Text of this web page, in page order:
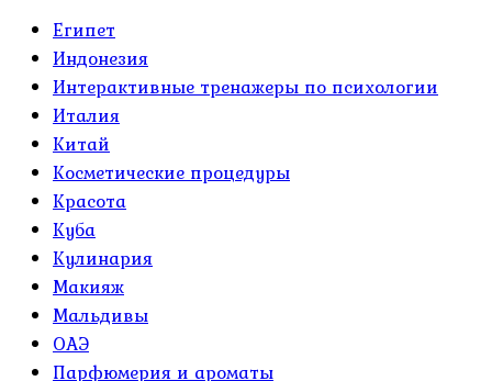
Египет
Индонезия
Интерактивные тренажеры по психологии
Италия
Китай
Косметические процедуры
Красота
Куба
Кулинария
Макияж
Мальдивы
ОАЭ
Парфюмерия и ароматы